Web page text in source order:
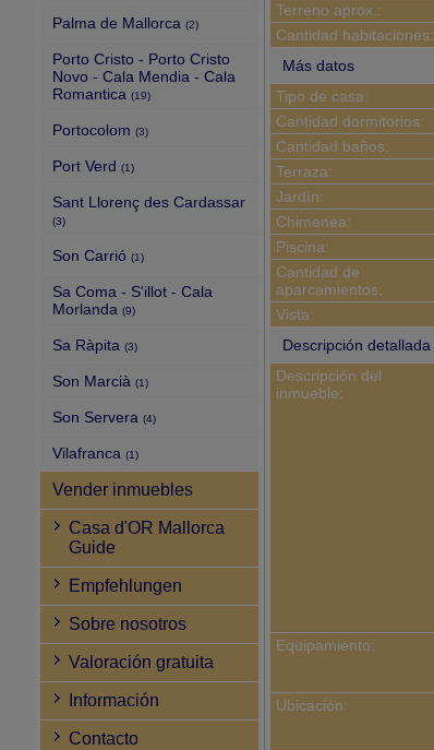
Palma de Mallorca (2)
Porto Cristo - Porto Cristo
Novo - Cala Mendia - Cala
Romantica (19)
Portocolom (3)
Port Verd (1)
Sant Llorenç des Cardassar
(3)
Son Carrió (1)
Sa Coma - S'illot - Cala
Morlanda (9)
Sa Ràpita (3)
Son Marcià (1)
Son Servera (4)
Vilafranca (1)
Vender inmuebles
Casa d'OR Mallorca
Guide
Empfehlungen
Sobre nosotros
Valoración gratuita
Información
Contacto
Terreno aprox.:
Cantidad habitaciones:
Más datos
Tipo de casa:
Cantidad dormitorios:
Cantidad baños:
Terraza:
Jardín:
Chimenea:
Piscina:
Cantidad de
aparcamientos:
Vista:
Descripción detallada
Descripción del
inmueble:
Equipamiento:
Ubicación: